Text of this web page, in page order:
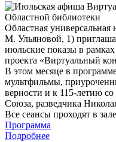
Областная универсальная
М. Ульяновой, 1)
июльские показы в рамках
проекта «Виртуальный
В этом месяце в
мультфильмы,
верности и к 115-летию
Союза, разведчика
Все сеансы проходят в
Программа
Подробнее